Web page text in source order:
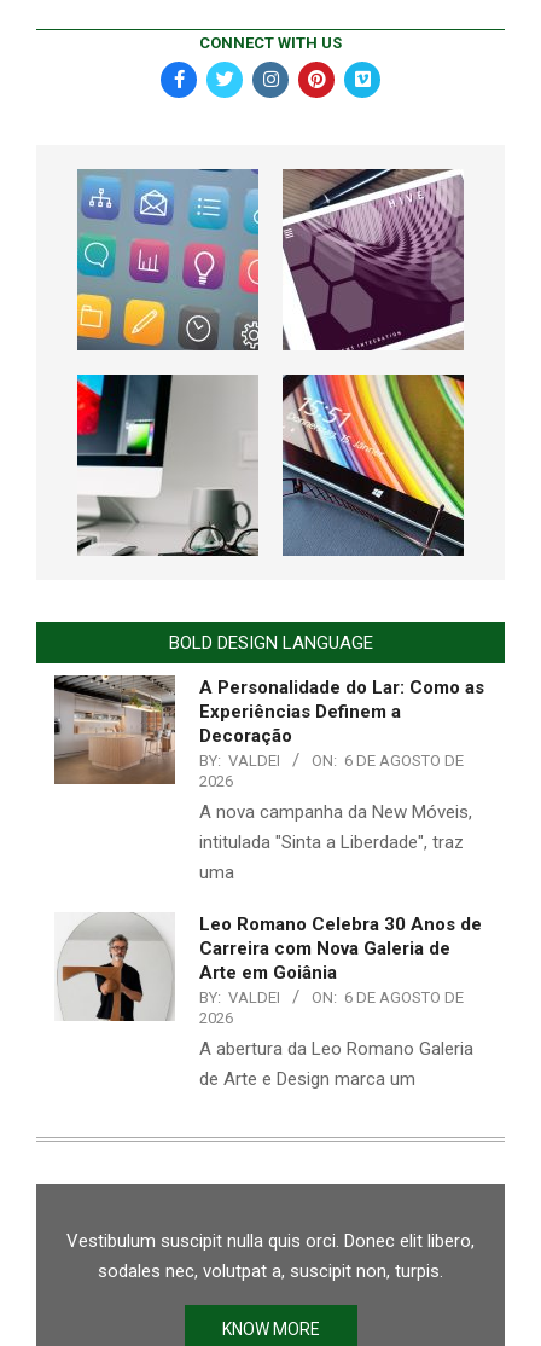
CONNECT WITH US
BOLD DESIGN LANGUAGE
A Personalidade do Lar: Como as
Experiências Definem a
Decoração
BY: VALDEI ON: 6 DE AGOSTO DE
2026
A nova campanha da New Móveis,
intitulada "Sinta a Liberdade", traz
uma
Leo Romano Celebra 30 Anos de
Carreira com Nova Galeria de
Arte em Goiânia
BY: VALDEI ON: 6 DE AGOSTO DE
2026
A abertura da Leo Romano Galeria
de Arte e Design marca um
Vestibulum suscipit nulla quis orci. Donec elit libero,
sodales nec, volutpat a, suscipit non, turpis.
KNOW MORE